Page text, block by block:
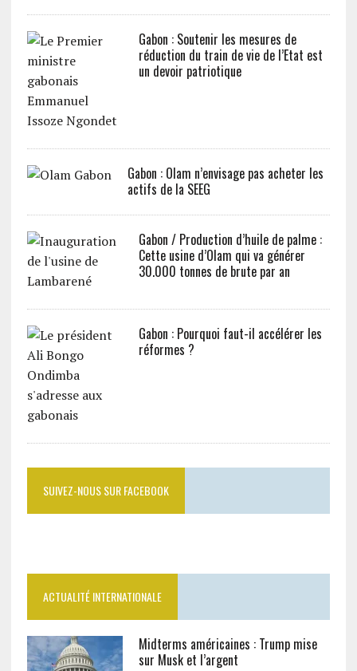
Gabon : Soutenir les mesures de
réduction du train de vie de l’Etat est
un devoir patriotique
Gabon : Olam n’envisage pas acheter les
actifs de la SEEG
Gabon / Production d’huile de palme :
Cette usine d’Olam qui va générer
30.000 tonnes de brute par an
Gabon : Pourquoi faut-il accélérer les
réformes ?
SUIVEZ-NOUS SUR FACEBOOK
ACTUALITÉ INTERNATIONALE
Midterms américaines : Trump mise
sur Musk et l’argent